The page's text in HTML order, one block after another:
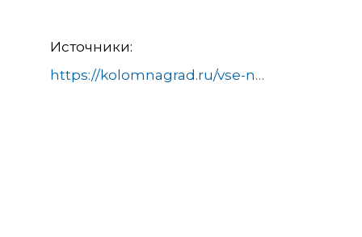
Источники:
https://kolomnagrad.ru/vse-novosti/48176-den-semi-ljubvi-i-vernosti-otmetili-v-kolomne.html